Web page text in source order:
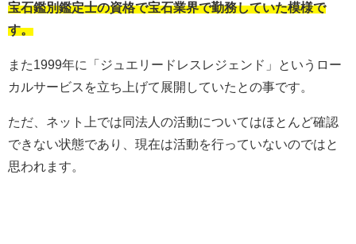
宝石鑑別鑑定士の資格で宝石業界で勤務していた模様で
す。
また1999年に「ジュエリードレスレジェンド」というロー
カルサービスを立ち上げて展開していたとの事です。
ただ、ネット上では同法人の活動についてはほとんど確認
できない状態であり、現在は活動を行っていないのではと
思われます。